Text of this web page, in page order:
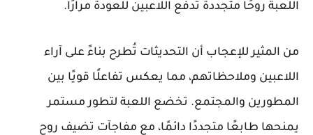
اللعبة روحًا متجددة تدفع اللاعبين للعودة مرارًا.
من المثير للإعجاب أن التحديثات تُطرح بناءً على آراء
اللاعبين وملاحظاتهم، مما يعكس تفاعلًا قويًا بين
المطورين والمجتمع. تخضع اللعبة لتطور مستمر
يمنحها طابعًا متجددًا دائمًا، مع مفاجآت تضيف روح